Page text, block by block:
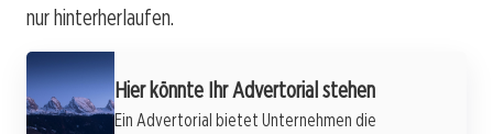
nur hinterherlaufen.
Hier könnte Ihr Advertorial stehen
Ein Advertorial bietet Unternehmen die